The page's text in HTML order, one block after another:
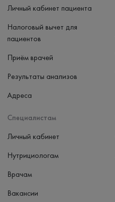
Личный кабинет пациента
Налоговый вычет для
пациентов
Приём врачей
Результаты анализов
Адреса
Специалистам
Личный кабинет
Нутрициологам
Врачам
Вакансии